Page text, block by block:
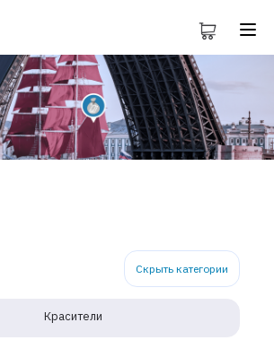
Скрыть категории
Красители